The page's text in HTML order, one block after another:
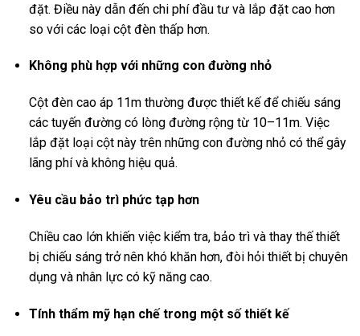
đặt. Điều này dẫn đến chi phí đầu tư và lắp đặt cao hơn
so với các loại cột đèn thấp hơn.
Không phù hợp với những con đường nhỏ
Cột đèn cao áp 11m thường được thiết kế để chiếu sáng
các tuyến đường có lòng đường rộng từ 10–11m. Việc
lắp đặt loại cột này trên những con đường nhỏ có thể gây
lãng phí và không hiệu quả.
Yêu cầu bảo trì phức tạp hơn
Chiều cao lớn khiến việc kiểm tra, bảo trì và thay thế thiết
bị chiếu sáng trở nên khó khăn hơn, đòi hỏi thiết bị chuyên
dụng và nhân lực có kỹ năng cao.
Tính thẩm mỹ hạn chế trong một số thiết kế